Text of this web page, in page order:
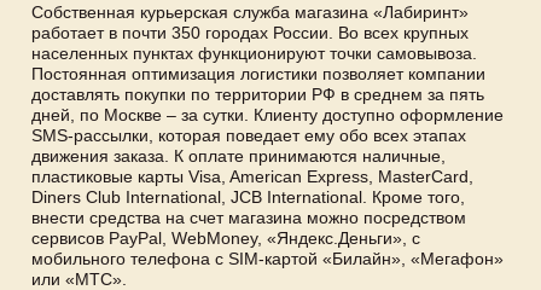
Собственная курьерская служба магазина «Лабиринт»
работает в почти 350 городах России. Во всех крупных
населенных пунктах функционируют точки самовывоза.
Постоянная оптимизация логистики позволяет компании
доставлять покупки по территории РФ в среднем за пять
дней, по Москве – за сутки. Клиенту доступно оформление
SMS-рассылки, которая поведает ему обо всех этапах
движения заказа. К оплате принимаются наличные,
пластиковые карты Visa, American Express, MasterCard,
Diners Club International, JCB International. Кроме того,
внести средства на счет магазина можно посредством
сервисов PayPal, WebMoney, «Яндекс.Деньги», с
мобильного телефона с SIM-картой «Билайн», «Мегафон»
или «МТС».